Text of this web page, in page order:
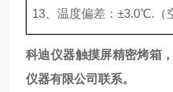
13、温度偏差：±3.0℃.（
科迪仪器触摸屏精密烤箱
仪器有限公司联系。